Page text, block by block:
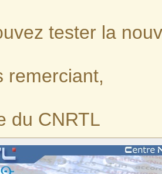
tester la
remerciant,
du CNRTL